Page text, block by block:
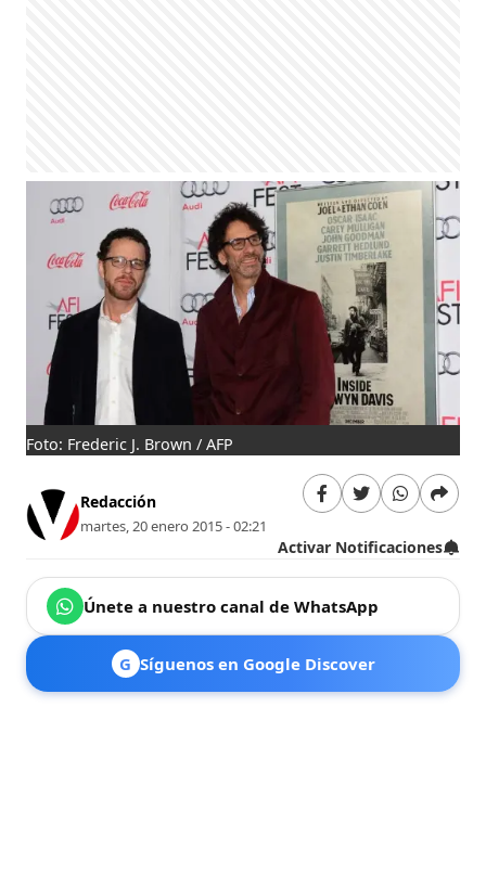
Foto: Frederic J. Brown / AFP
Redacción
martes, 20 enero 2015 - 02:21
Activar Notificaciones
Únete a nuestro canal de WhatsApp
G Síguenos en Google Discover